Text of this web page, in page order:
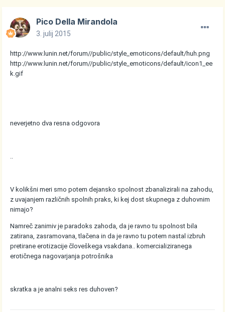
Pico Della Mirandola
3. julij 2015
http://www.lunin.net/forum//public/style_emoticons/default/huh.png
http://www.lunin.net/forum//public/style_emoticons/default/icon1_ee
k.gif
neverjetno dva resna odgovora
V kolikšni meri smo potem dejansko spolnost zbanalizirali na zahodu,
z uvajanjem različnih spolnih praks, ki kej dost skupnega z duhovnim
nimajo?
Namreč zanimiv je paradoks zahoda, da je ravno tu spolnost bila
zatirana, zasramovana, tlačena in da je ravno tu potem nastal izbruh
pretirane erotizacije človeškega vsakdana.. komercializiranega
erotičnega nagovarjanja potrošnika
skratka a je analni seks res duhoven?